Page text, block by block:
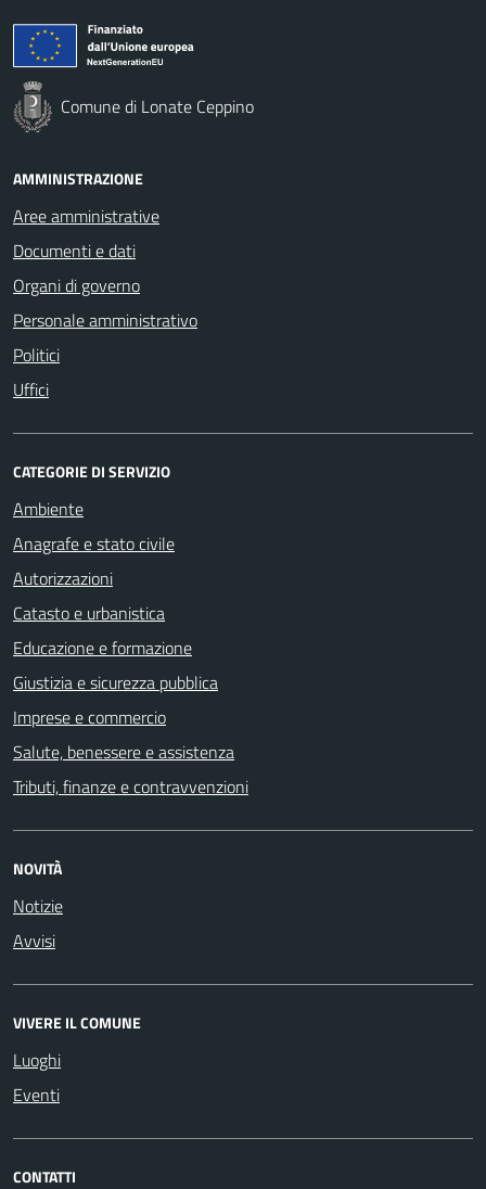
Comune di Lonate Ceppino
AMMINISTRAZIONE
Aree amministrative
Documenti e dati
Organi di governo
Personale amministrativo
Politici
Uffici
CATEGORIE DI SERVIZIO
Ambiente
Anagrafe e stato civile
Autorizzazioni
Catasto e urbanistica
Educazione e formazione
Giustizia e sicurezza pubblica
Imprese e commercio
Salute, benessere e assistenza
Tributi, finanze e contravvenzioni
NOVITÀ
Notizie
Avvisi
VIVERE IL COMUNE
Luoghi
Eventi
CONTATTI